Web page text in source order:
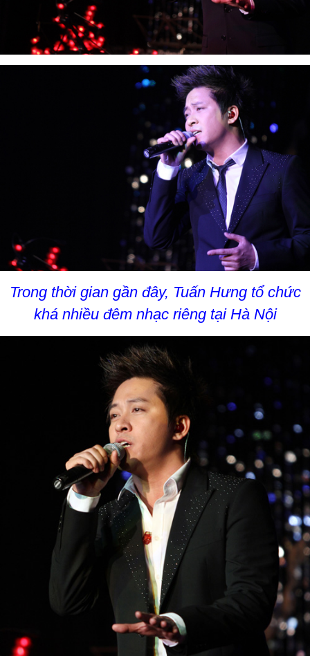
Trong thời gian gần đây, Tuấn Hưng tổ chức
khá nhiều đêm nhạc riêng tại Hà Nội